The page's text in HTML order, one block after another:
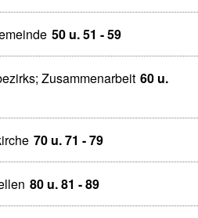
50 u. 51 - 59
Zusammenarbeit 60 u.
70 u. 71 - 79
80 u. 81 - 89